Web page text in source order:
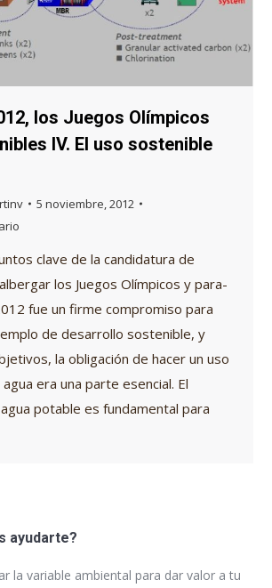
los Juegos Olímpicos
IV. El uso sostenible
5 noviembre, 2012
clave de la candidatura de
los Juegos Olímpicos y para-
fue un firme compromiso para
de desarrollo sostenible, y
la obligación de hacer un uso
era una parte esencial. El
potable es fundamental para
ayudarte?
la variable ambiental para dar valor a tu